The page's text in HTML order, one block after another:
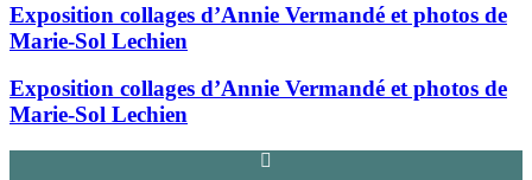
Exposition collages d’Annie Vermandé et photos de
Marie-Sol Lechien
Exposition collages d’Annie Vermandé et photos de
Marie-Sol Lechien